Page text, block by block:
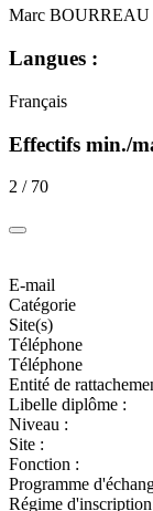
Marc BOURREAU
Langues :
Français
Effectifs min./
2 / 70
E-mail
Catégorie
Site(s)
Téléphone
Téléphone
Entité de
Libelle diplôme :
Niveau :
Site :
Fonction :
Programme
Régime